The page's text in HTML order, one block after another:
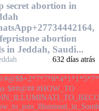
secret abortion in
abortion
in Jeddah, Saudi...
632 días atrás